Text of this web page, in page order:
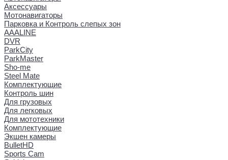
Аксессуары
Мотонавигаторы
Парковка и Контроль слепых зон
AAALINE
DVR
ParkCity
ParkMaster
Sho-me
Steel Mate
Комплектующие
Контроль шин
Для грузовых
Для легковых
Для мототехники
Комплектующие
Экшен камеры
BulletHD
Sports Cam